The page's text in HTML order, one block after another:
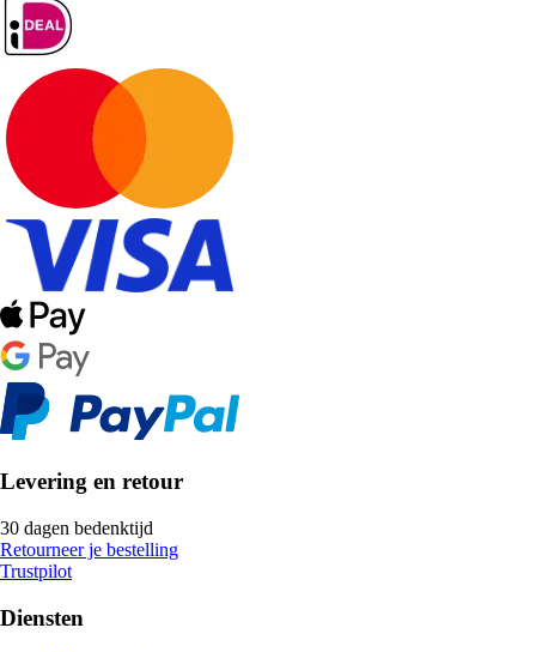
Levering en retour
30 dagen bedenktijd
Retourneer je bestelling
Trustpilot
Diensten